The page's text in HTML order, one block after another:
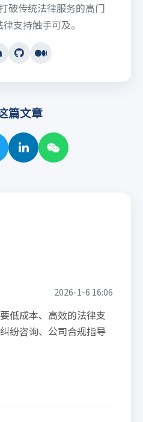
破传统法律服务的高门
支持触手可及。
篇文章
2026-1-6 16:06
低成本、高效的法律支
纷咨询、公司合规指导